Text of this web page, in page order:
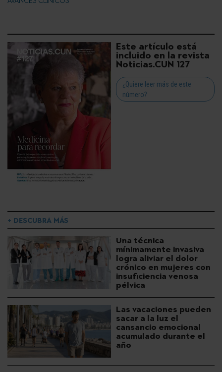
Este artículo está
incluido en la revista
Noticias.CUN 127
¿Quiere leer más de este
número?
+ DESCUBRA MÁS
Una técnica
mínimamente invasiva
logra aliviar el dolor
crónico en mujeres con
insuficiencia venosa
pélvica
Las vacaciones pueden
sacar a la luz el
cansancio emocional
acumulado durante el
año